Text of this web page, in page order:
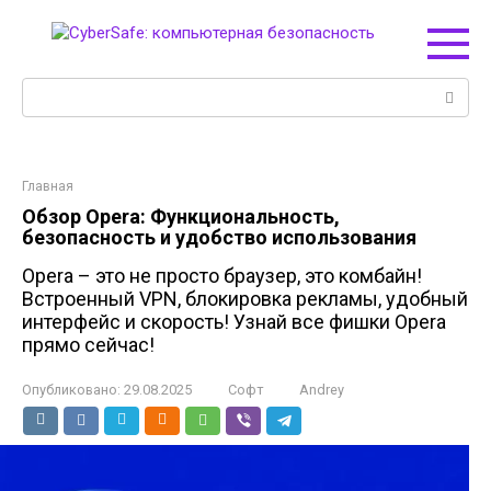
Главная
Обзор Opera: Функциональность,
безопасность и удобство использования
Opera – это не просто браузер, это комбайн!
Встроенный VPN, блокировка рекламы, удобный
интерфейс и скорость! Узнай все фишки Opera
прямо сейчас!
Опубликовано: 29.08.2025 Софт Andrey